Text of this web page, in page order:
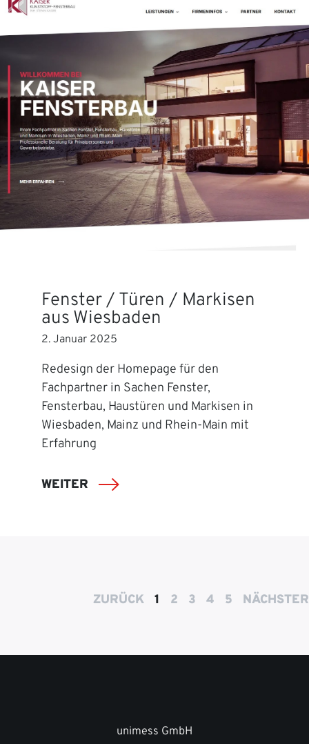
Fenster / Türen / Markisen
aus Wiesbaden
2. Januar 2025
Redesign der Homepage für den
Fachpartner in Sachen Fenster,
Fensterbau, Haustüren und Markisen in
Wiesbaden, Mainz und Rhein-Main mit
Erfahrung
WEITER
ZURÜCK 1 2 3 4 5 NÄCHSTER
unimess GmbH